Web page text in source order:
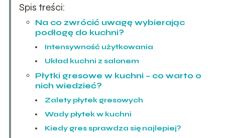
Spis treści:
Na co zwrócić uwagę wybierając
podłogę do kuchni?
Intensywność użytkowania
Układ kuchni z salonem
Płytki gresowe w kuchni – co warto o
nich wiedzieć?
Zalety płytek gresowych
Wady płytek w kuchni
Kiedy gres sprawdza się najlepiej?